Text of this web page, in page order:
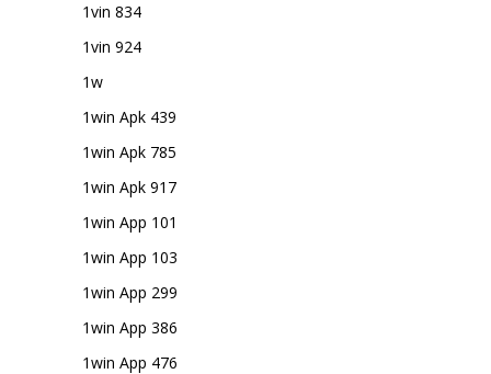
1vin 834
1vin 924
1w
1win Apk 439
1win Apk 785
1win Apk 917
1win App 101
1win App 103
1win App 299
1win App 386
1win App 476